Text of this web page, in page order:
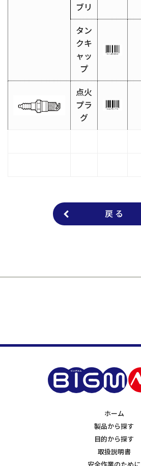
ブリ
タン
クキ
ャッ
プ
点火
プラ
グ
戻 る
ホーム
製品から探す
目的から探す
取扱説明書